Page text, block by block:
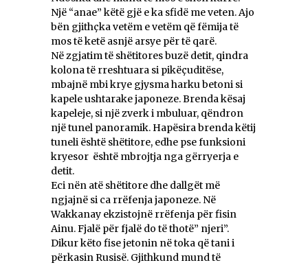
Një “anae” këtë gjë e ka sfidë me veten. Ajo
bën gjithçka vetëm e vetëm që fëmija të
mos të ketë asnjë arsye për të qarë.
Në zgjatim të shëtitores buzë detit, qindra
kolona të rreshtuara si pikëçuditëse,
mbajnë mbi krye gjysma harku betoni si
kapele ushtarake japoneze. Brenda kësaj
kapeleje, si një zverk i mbuluar, qëndron
një tunel panoramik. Hapësira brenda këtij
tuneli është shëtitore, edhe pse funksioni
kryesor është mbrojtja nga gërryerja e
detit.
Eci nën atë shëtitore dhe dallgët më
ngjajnë si ca rrëfenja japoneze. Në
Wakkanay ekzistojnë rrëfenja për fisin
Ainu. Fjalë për fjalë do të thotë” njeri”.
Dikur këto fise jetonin në toka që tani i
përkasin Rusisë. Gjithkund mund të